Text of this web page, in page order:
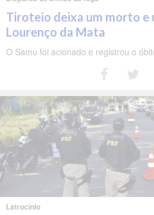
Tiroteio deixa um morto e
Lourenço da Mata
O Samu foi acionado e registrou o
Latrocínio